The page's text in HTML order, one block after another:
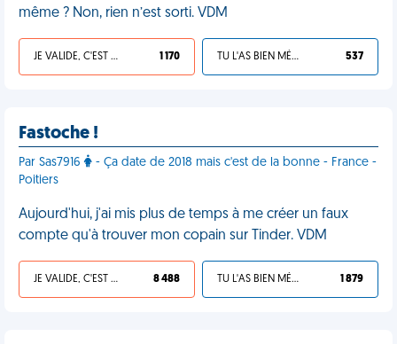
même ? Non, rien n’est sorti. VDM
JE VALIDE, C'EST UNE VDM 1 170 TU L'AS BIEN MÉRITÉ 537
Fastoche !
Par Sas7916
- Ça date de 2018 mais c'est de la bonne - France -
Poitiers
Aujourd'hui, j'ai mis plus de temps à me créer un faux
compte qu'à trouver mon copain sur Tinder. VDM
JE VALIDE, C'EST UNE VDM 8 488 TU L'AS BIEN MÉRITÉ 1 879